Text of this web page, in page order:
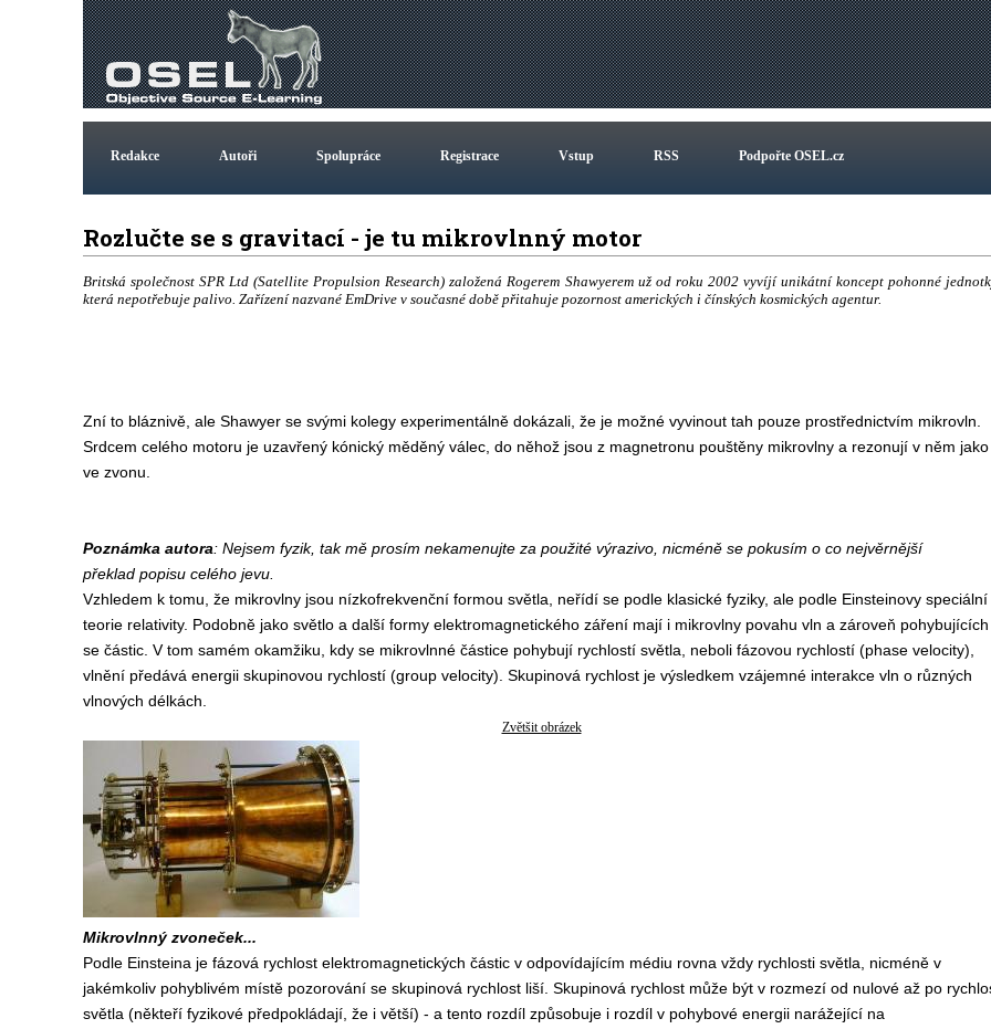
Redakce Autoři Spolupráce Registrace Vstup RSS Podpořte OSEL.cz
Rozlučte se s gravitací - je tu mikrovlnný motor
Britská společnost SPR Ltd (Satellite Propulsion Research) založená Rogerem Shawyerem už od roku 2002 vyvíjí unikátní koncept pohonné
která nepotřebuje palivo. Zařízení nazvané EmDrive v současné době přitahuje pozornost amerických i čínských kosmických agentur.
Zní to bláznivě, ale Shawyer se svými kolegy experimentálně dokázali, že je možné vyvinout tah pouze prostřednictvím mikrovln.
Srdcem celého motoru je uzavřený kónický měděný válec, do něhož jsou z magnetronu pouštěny mikrovlny a rezonují v něm jako
ve zvonu.
Poznámka autora: Nejsem fyzik, tak mě prosím nekamenujte za použité výrazivo, nicméně se pokusím o co nejvěrnější
překlad popisu celého jevu.
Vzhledem k tomu, že mikrovlny jsou nízkofrekvenční formou světla, neřídí se podle klasické fyziky, ale podle Einsteinovy speciální
teorie relativity. Podobně jako světlo a další formy elektromagnetického záření mají i mikrovlny povahu vln a zároveň pohybujících
se částic. V tom samém okamžiku, kdy se mikrovlnné částice pohybují rychlostí světla, neboli fázovou rychlostí (phase velocity),
vlnění předává energii skupinovou rychlostí (group velocity). Skupinová rychlost je výsledkem vzájemné interakce vln o různých
vlnových délkách.
Zvětšit obrázek
Mikrovlnný zvoneček...
Podle Einsteina je fázová rychlost elektromagnetických částic v odpovídajícím médiu rovna vždy rychlosti světla, nicméně v
jakémkoliv pohyblivém místě pozorování se skupinová rychlost liší. Skupinová rychlost může být v rozmezí od nulové až po
světla (někteří fyzikové předpokládají, že i větší) - a tento rozdíl způsobuje i rozdíl v pohybové energii narážející na